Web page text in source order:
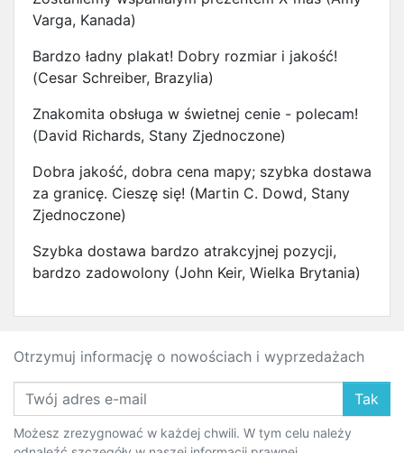
Varga, Kanada)
Bardzo ładny plakat! Dobry rozmiar i jakość!
(Cesar Schreiber, Brazylia)
Znakomita obsługa w świetnej cenie - polecam!
(David Richards, Stany Zjednoczone)
Dobra jakość, dobra cena mapy; szybka dostawa
za granicę. Cieszę się! (Martin C. Dowd, Stany
Zjednoczone)
Szybka dostawa bardzo atrakcyjnej pozycji,
bardzo zadowolony (John Keir, Wielka Brytania)
Otrzymuj informację o nowościach i wyprzedażach
Tak
Możesz zrezygnować w każdej chwili. W tym celu należy